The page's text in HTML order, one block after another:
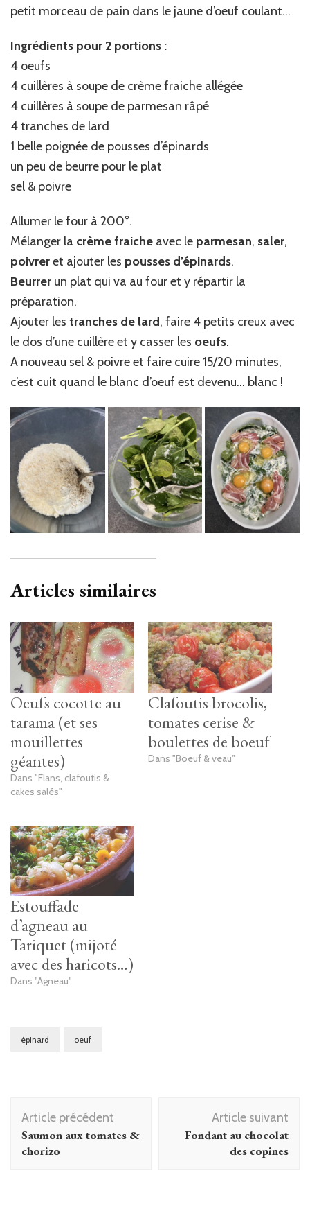
petit morceau de pain dans le jaune d’oeuf coulant…
Ingrédients pour 2 portions :
4 oeufs
4 cuillères à soupe de crème fraiche allégée
4 cuillères à soupe de parmesan râpé
4 tranches de lard
1 belle poignée de pousses d’épinards
un peu de beurre pour le plat
sel & poivre
Allumer le four à 200°.
Mélanger la crème fraiche avec le parmesan, saler,
poivreret ajouter les pousses d’épinards.
Beurrer un plat qui va au four et y répartir la
préparation.
Ajouter les tranches de lard, faire 4 petits creux avec
le dos d’une cuillère et y casser les oeufs.
A nouveau sel & poivre et faire cuire 15/20 minutes,
c’est cuit quand le blanc d’oeuf est devenu… blanc !
Articles similaires
Oeufs cocotte au
tarama (et ses
mouillettes
géantes)
Dans "Flans, clafoutis &
cakes salés"
Clafoutis brocolis,
tomates cerise &
boulettes de boeuf
Dans "Boeuf & veau"
Estouffade
d’agneau au
Tariquet (mijoté
avec des haricots…)
Dans "Agneau"
épinard oeuf
Navigation
d'article
Article précédent
Saumon aux tomates &
chorizo
Article suivant
Fondant au chocolat
des copines